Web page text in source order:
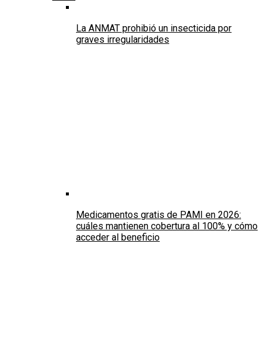
La ANMAT prohibió un insecticida por
graves irregularidades
Medicamentos gratis de PAMI en 2026:
cuáles mantienen cobertura al 100% y cómo
acceder al beneficio